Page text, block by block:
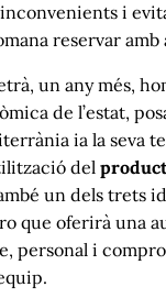
i
reservar amb
un any més,
de l’estat,
ia la seva
del
un dels trets
que oferirà una
personal i